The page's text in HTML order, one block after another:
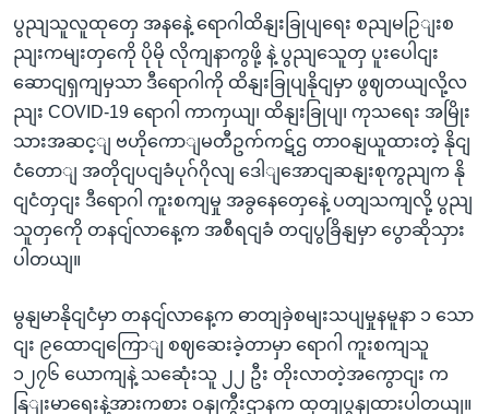
ပွညျသူလူထုတှေ အနနေဲ့ ရောဂါထိနျးခြုပျရေး စညျမဉြျးစ
ညျးကမျးတှကေို ပိုမို လိုကျနာကွဖို့ နဲ့ ပွညျသေူတှ ပူးပေါငျး
ဆောငျရှကျမှသာ ဒီရောဂါကို ထိနျးခြုပျနိုငျမှာ ဖွဈတယျလို့လ
ညျး COVID-19 ရောဂါ ကာကှယျ၊ ထိနျးခြုပျ၊ ကုသရေး အမြိုး
သားအဆင့ျ ဗဟိုကောျမတီဥက်ကဋ်ဌ တာဝနျယူထားတဲ့ နိုငျ
ငံတောျ အတိုငျပငျခံပုဂ်ဂိုလျ ဒေါျအောငျဆနျးစုကွညျက နို
ငျငံတှငျး ဒီရောဂါ ကူးစကျမှု အခွနေတှေနေဲ့ ပတျသကျလို့ ပွညျ
သူတှကေို တနငျ်လာနေ့က အစီရငျခံ တငျပွခြိနျမှာ ပွောဆိုသှား
ပါတယျ။
မွနျမာနိုငျငံမှာ တနငျ်လာနေ့က ဓာတျခှဲစမျးသပျမှုနမူနာ ၁ သော
ငျး ၉ထောငျကြောျ စဈဆေးခဲ့တာမှာ ရောဂါ ကူးစကျသူ
၁၂၇၆ ယောကျနဲ့ သဆေုံးသူ ၂၂ ဦး တိုးလာတဲ့အကွောငျး က
နြျးမာရေးနဲ့အားကစား ဝနျကွီးဌာနက ထုတျပွနျထားပါတယျ။